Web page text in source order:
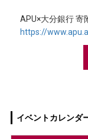
APU×大分銀行 寄
https://
イベントカレンダ